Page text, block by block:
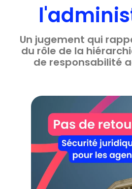
Un jugement qui
du rôle de la
de responsabilité